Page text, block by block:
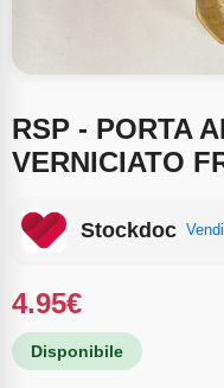
RSP - PORTA
VERNICIATO
Stockdoc
4.95€
Disponibile